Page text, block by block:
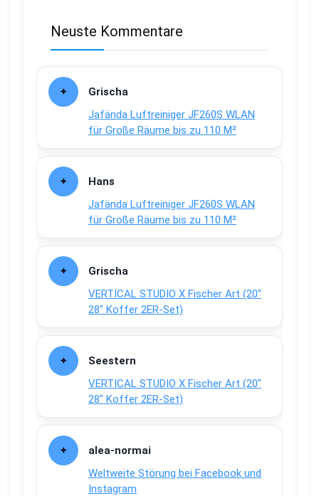
Neuste Kommentare
Grischa
Jafända Luftreiniger JF260S WLAN
für Große Räume bis zu 110 M²
Hans
Jafända Luftreiniger JF260S WLAN
für Große Räume bis zu 110 M²
Grischa
VERTICAL STUDIO X Fischer Art (20″
28″ Koffer 2ER-Set)
Seestern
VERTICAL STUDIO X Fischer Art (20″
28″ Koffer 2ER-Set)
alea-normai
Weltweite Störung bei Facebook und
Instagram